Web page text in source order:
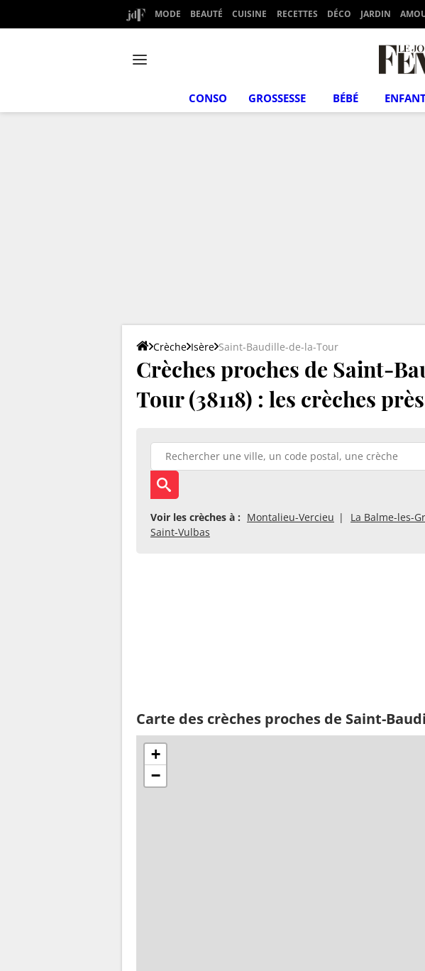
MODE BEAUTÉ CUISINE RECETTES DÉCO JARDIN
CONSO GROSSESSE BÉBÉ
Crèche Isère Saint-Baudille-de-la-Tour
Crèches proches de Saint-
Tour (38118) : les crèches
Voir les crèches à : Montalieu-Vercieu
La Balme-les-
Saint-Vulbas
Carte des crèches proches de Saint-
+
−